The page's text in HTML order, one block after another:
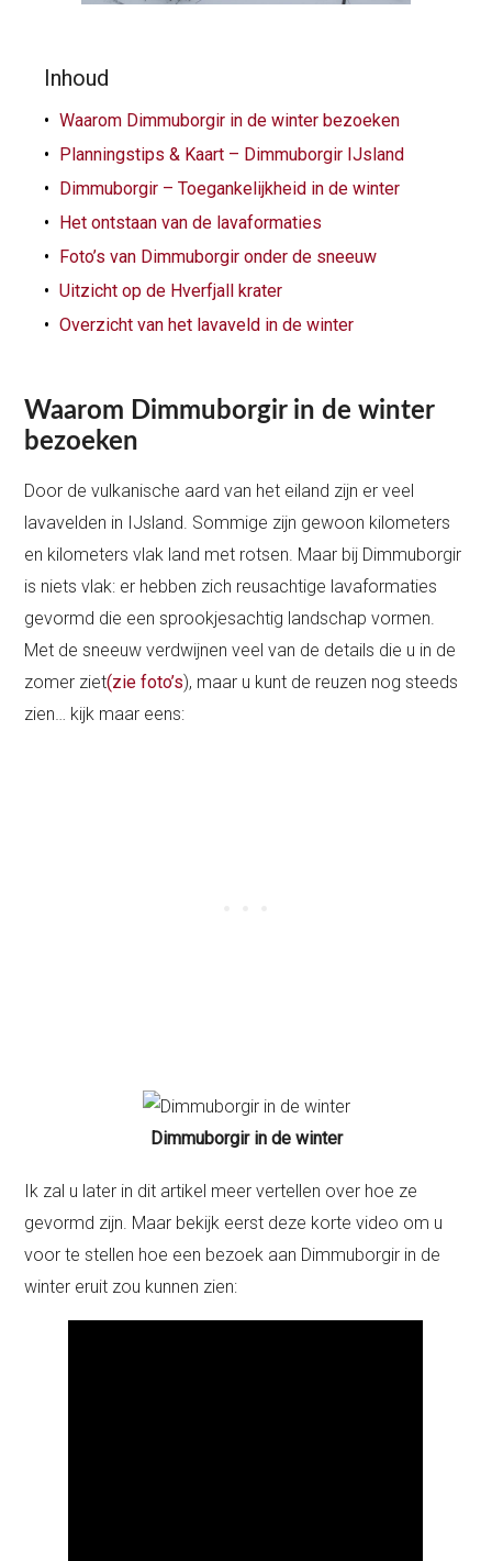
Inhoud
Waarom Dimmuborgir in de winter bezoeken
Planningstips & Kaart – Dimmuborgir IJsland
Dimmuborgir – Toegankelijkheid in de winter
Het ontstaan van de lavaformaties
Foto’s van Dimmuborgir onder de sneeuw
Uitzicht op de Hverfjall krater
Overzicht van het lavaveld in de winter
Waarom Dimmuborgir in de winter
bezoeken
Door de vulkanische aard van het eiland zijn er veel
lavavelden in IJsland. Sommige zijn gewoon kilometers
en kilometers vlak land met rotsen. Maar bij Dimmuborgir
is niets vlak: er hebben zich reusachtige lavaformaties
gevormd die een sprookjesachtig landschap vormen.
Met de sneeuw verdwijnen veel van de details die u in de
zomer ziet(zie foto’s), maar u kunt de reuzen nog steeds
zien… kijk maar eens:
Dimmuborgir in de winter
Ik zal u later in dit artikel meer vertellen over hoe ze
gevormd zijn. Maar bekijk eerst deze korte video om u
voor te stellen hoe een bezoek aan Dimmuborgir in de
winter eruit zou kunnen zien: